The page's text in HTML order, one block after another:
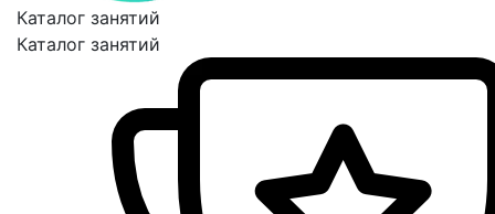
Каталог занятий
Каталог занятий